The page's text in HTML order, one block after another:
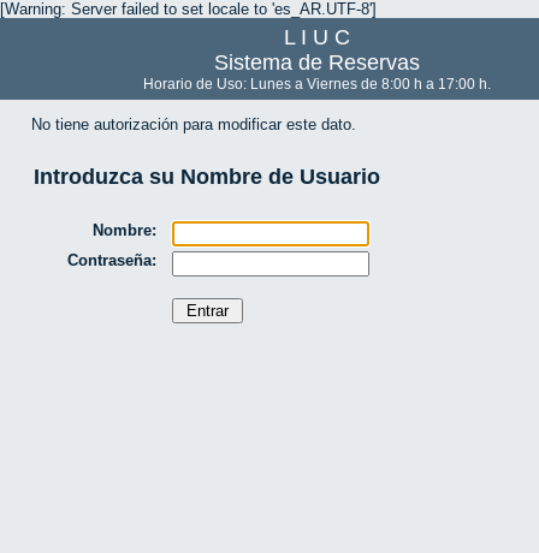
[Warning: Server failed to set locale to 'es_AR.UTF-8']
L I U C
Sistema de Reservas
Horario de Uso: Lunes a Viernes de 8:00 h a 17:00 h.
No tiene autorización para modificar este dato.
Introduzca su Nombre de Usuario
Nombre:
Contraseña: